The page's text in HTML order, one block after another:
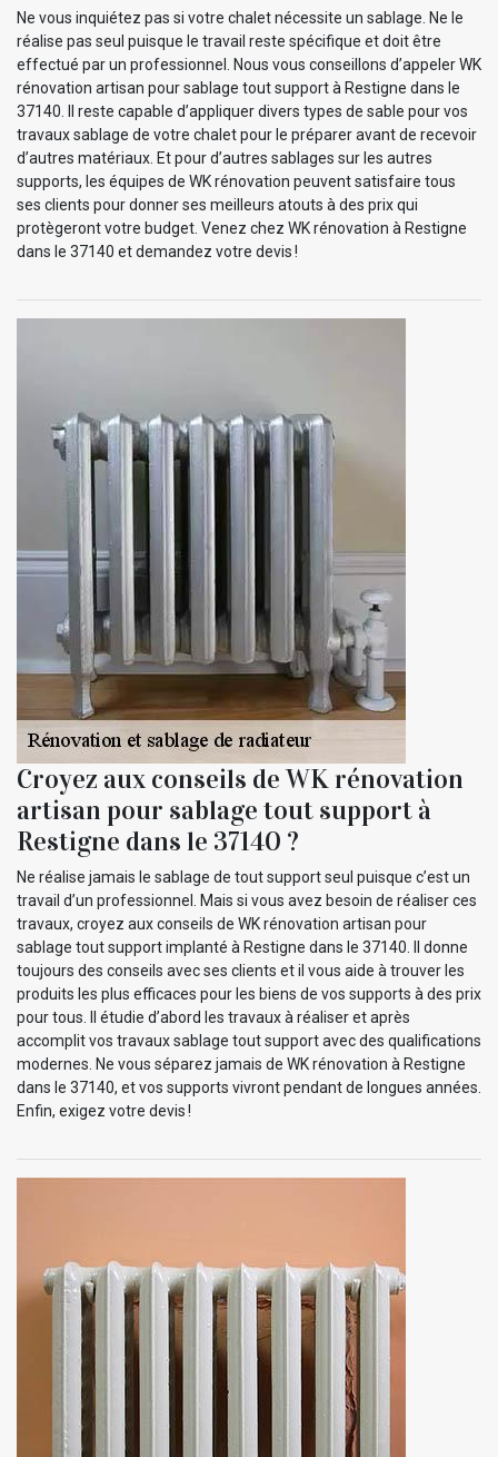
Ne vous inquiétez pas si votre chalet nécessite un sablage. Ne le
réalise pas seul puisque le travail reste spécifique et doit être
effectué par un professionnel. Nous vous conseillons d’appeler WK
rénovation artisan pour sablage tout support à Restigne dans le
37140. Il reste capable d’appliquer divers types de sable pour vos
travaux sablage de votre chalet pour le préparer avant de recevoir
d’autres matériaux. Et pour d’autres sablages sur les autres
supports, les équipes de WK rénovation peuvent satisfaire tous
ses clients pour donner ses meilleurs atouts à des prix qui
protègeront votre budget. Venez chez WK rénovation à Restigne
dans le 37140 et demandez votre devis !
Croyez aux conseils de WK rénovation
artisan pour sablage tout support à
Restigne dans le 37140 ?
Ne réalise jamais le sablage de tout support seul puisque c’est un
travail d’un professionnel. Mais si vous avez besoin de réaliser ces
travaux, croyez aux conseils de WK rénovation artisan pour
sablage tout support implanté à Restigne dans le 37140. Il donne
toujours des conseils avec ses clients et il vous aide à trouver les
produits les plus efficaces pour les biens de vos supports à des prix
pour tous. Il étudie d’abord les travaux à réaliser et après
accomplit vos travaux sablage tout support avec des qualifications
modernes. Ne vous séparez jamais de WK rénovation à Restigne
dans le 37140, et vos supports vivront pendant de longues années.
Enfin, exigez votre devis !